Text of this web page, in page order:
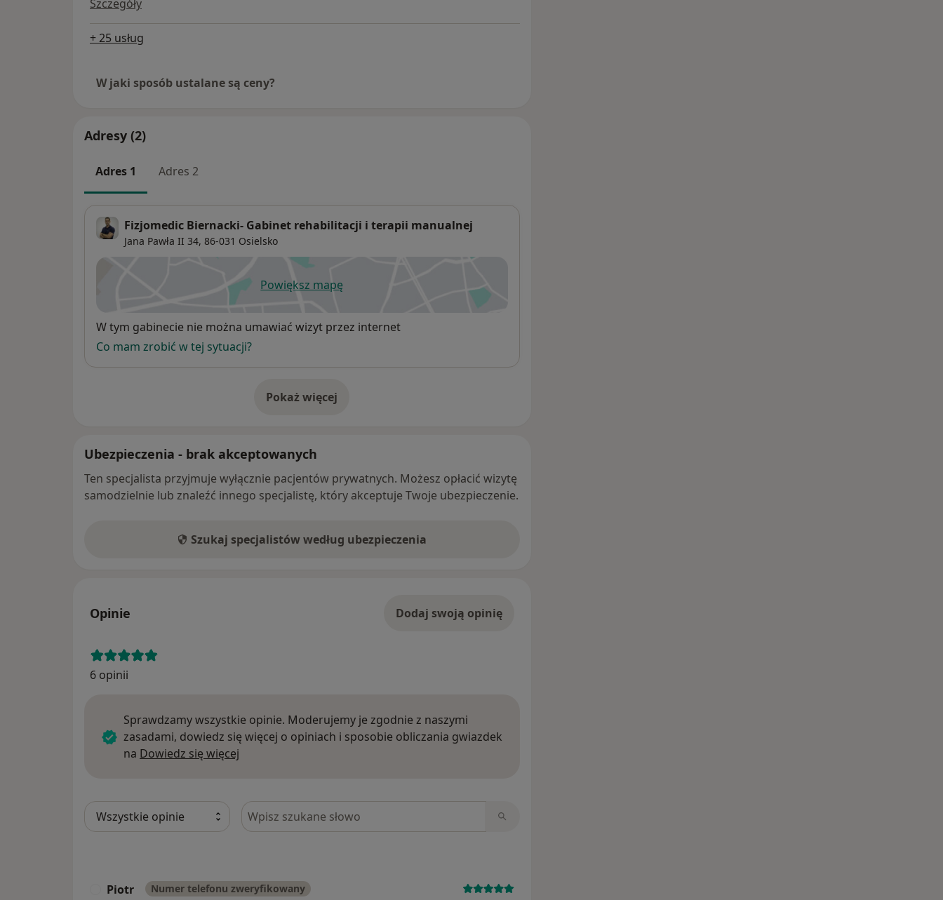
Szczegóły
+ 25 usług
W jaki sposób ustalane są ceny?
Adresy (2)
Adres 1 Adres 2
Fizjomedic Biernacki- Gabinet rehabilitacji i terapii manualnej
Jana Pawła II 34, 86-031 Osielsko
Powiększ mapęotwiera się w nowej karcie
Dostępność
W tym gabinecie nie można umawiać wizyt przez internet
Co mam zrobić w tej sytuacji?
Pokaż więcej
o adresie
Ubezpieczenia - brak akceptowanych
Ten specjalista przyjmuje wyłącznie pacjentów prywatnych. Możesz opłacić wizytę
samodzielnie lub znaleźć innego specjalistę, który akceptuje Twoje ubezpieczenie.
Szukaj specjalistów według ubezpieczenia
Opinie Dodaj swoją opinię
6 opinii
Sprawdzamy wszystkie opinie. Moderujemy je zgodnie z naszymi
zasadami, dowiedz się więcej o opiniach i sposobie obliczania gwiazdek
na Dowiedz się więcej
Szukaj w opiniach
Piotr Numer telefonu zweryfikowany